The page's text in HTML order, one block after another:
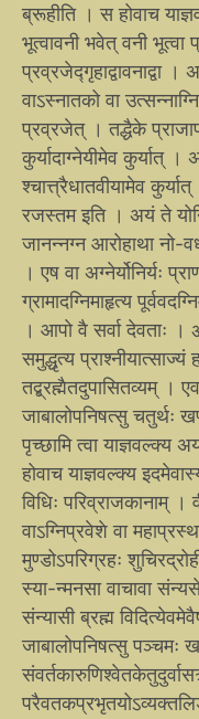
ब्रूहीति । स होवाच
भूत्वावनी भवेत् वनी भूत्वा
प्रव्रजेद्गृहाद्वावनाद्वा
वाऽस्नातको वा
प्रव्रजेत् । तद्धैके
कुर्यादाग्नेयीमेव कुर्यात् ।
श्चात्त्रैधातवीयामेव
रजस्तम इति । अयं ते
जानन्नग्न आरोहाथा नो-
। एष वा अग्नेर्योनिर्यः
ग्रामादग्निमाहृत्य
। आपो वै सर्वा देवताः ।
समुद्धृत्य प्राश्नीयात्साज्यं
तद्ब्रह्मैतदुपासितव्यम् ।
जाबालोपनिषत्सु चतुर्थः
पृच्छामि त्वा याज्ञवल्क्य
होवाच याज्ञवल्क्य
विधिः परिव्राजकानाम् ।
वाऽग्निप्रवेशे वा
मुण्डोऽपरिग्रहः
स्या-न्मनसा वाचावा
संन्यासी ब्रह्म
जाबालोपनिषत्सु पञ्चमः